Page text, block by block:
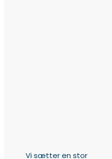
Vi sætter en stor